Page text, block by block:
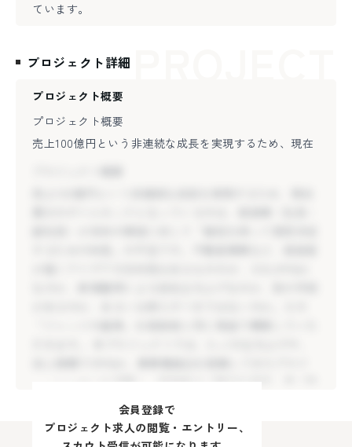
ています。
プロジェクト詳細
プロジェクト概要
プロジェクト概要
売上100億円という非連続な成長を実現するため、現在
があるのか、あるいは参入すべきではないのか。その
だきます。 本プロジェクトでは、0→1の立ち上げや、
ェッショナルを招聘し、経営者の「壁打ち相手」兼「参
具体的な事業計画に落とし込み、現場のミドルマネジメ
上げる実行型のプロジェクトです。
謀」として伴走していただきます。抽象的なビジョンを
具体的な事業計画に落とし込み、現場のミドルマネジメ
ント層を巻き込みながら、マインズの新しい歴史を創り
会員登録で
プロジェクト求人の閲覧・エントリー、